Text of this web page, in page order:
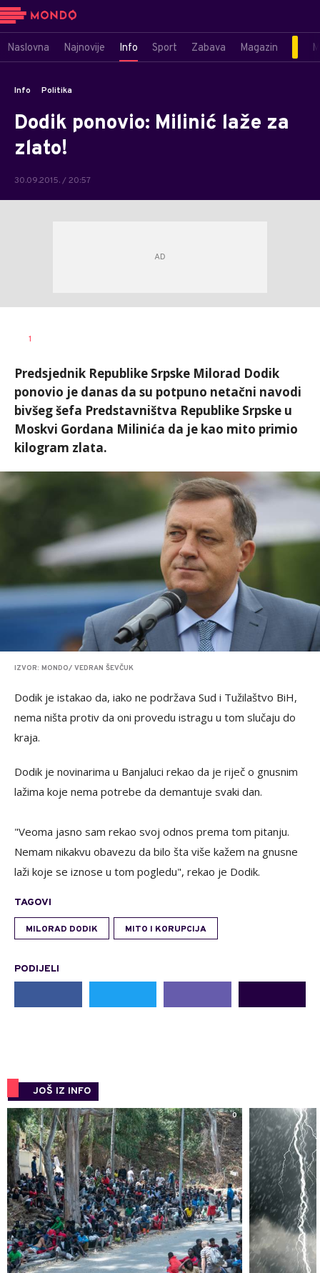
Naslovna Najnovije Info Sport Zabava Magazin
Info Politika
Dodik ponovio: Milinić laže za
zlato!
30.09.2015. / 20:57
AUTOR
1
Predsjednik Republike Srpske Milorad Dodik
ponovio je danas da su potpuno netačni navodi
bivšeg šefa Predstavništva Republike Srpske u
Moskvi Gordana Milinića da je kao mito primio
kilogram zlata.
IZVOR: MONDO/ VEDRAN ŠEVČUK
Dodik je istakao da, iako ne podržava Sud i Tužilaštvo BiH,
nema ništa protiv da oni provedu istragu u tom slučaju do
kraja.
Dodik je novinarima u Banjaluci rekao da je riječ o gnusnim
lažima koje nema potrebe da demantuje svaki dan.
"Veoma jasno sam rekao svoj odnos prema tom pitanju.
Nemam nikakvu obavezu da bilo šta više kažem na gnusne
laži koje se iznose u tom pogledu", rekao je Dodik.
TAGOVI
MILORAD DODIK MITO I KORUPCIJA
PODIJELI
JOŠ IZ INFO
0